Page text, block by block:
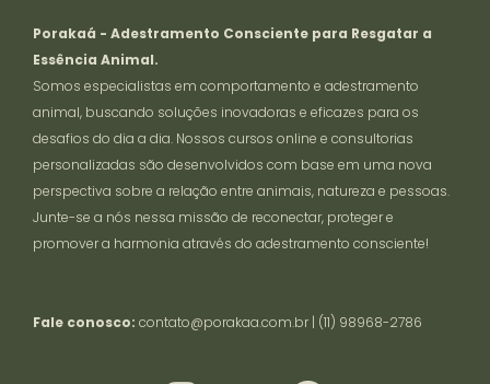
Porakaá - Adestramento Consciente para Resgatar a
Essência Animal.
Somos especialistas em comportamento e adestramento
animal, buscando soluções inovadoras e eficazes para os
desafios do dia a dia. Nossos cursos online e consultorias
personalizadas são desenvolvidos com base em uma nova
perspectiva sobre a relação entre animais, natureza e pessoas.
Junte-se a nós nessa missão de reconectar, proteger e
promover a harmonia através do adestramento consciente!
Fale conosco: contato@porakaa.com.br